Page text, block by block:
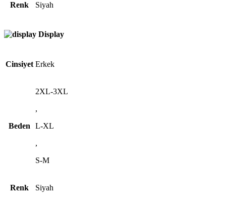
Renk Siyah
Display
Cinsiyet Erkek
Beden
2XL-3XL
,
L-XL
,
S-M
Renk Siyah